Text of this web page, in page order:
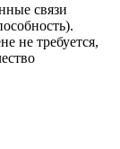
связи
не требуется,